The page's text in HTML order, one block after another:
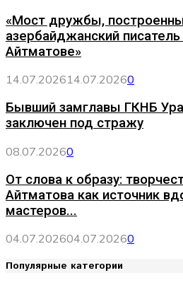
«Мост дружбы,
азербайджанский писатель
Айтматове»
14.07.202614.07.20260
Бывший замглавы ГКНБ
заключен под стражу
08.07.20260
От слова к образу:
Айтматова как источник
мастеров...
04.07.202604.07.20260
Популярные категории